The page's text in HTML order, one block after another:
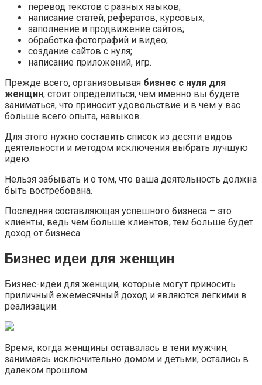
перевод текстов с разных языков;
написание статей, рефератов, курсовых;
заполнение и продвижение сайтов;
обработка фотографий и видео;
создание сайтов с нуля;
написание приложений, игр.
Прежде всего, организовывая бизнес с нуля для
женщин, стоит определиться, чем именно вы будете
заниматься, что приносит удовольствие и в чем у вас
больше всего опыта, навыков.
Для этого нужно составить список из десяти видов
деятельности и методом исключения выбрать лучшую
идею.
Нельзя забывать и о том, что ваша деятельность должна
быть востребована.
Последняя составляющая успешного бизнеса – это
клиенты, ведь чем больше клиентов, тем больше будет
доход от бизнеса.
Бизнес идеи для женщин
Бизнес-идеи для женщин, которые могут приносить
приличный ежемесячный доход и являются легкими в
реализации.
Время, когда женщины оставалась в тени мужчин,
занимаясь исключительно домом и детьми, остались в
далеком прошлом.